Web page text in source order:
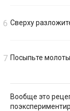
Сверху
Посыпьте
Вообще это